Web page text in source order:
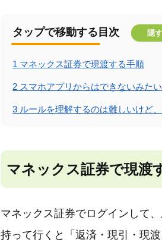
タップで移動する目次 隠す
1 マネックス証券で現渡する手順
2 スマホアプリからはできないみたい
3 ルールを理解するのは難しいけど
マネックス証券で現渡
マネックス証券でログインして
持って行くと「返済・現引・現